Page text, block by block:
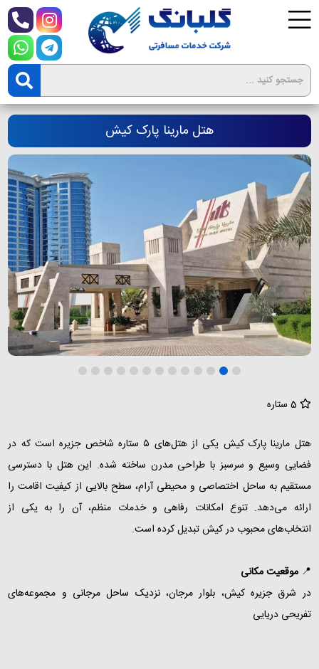
هتل مارینا پارک کیش
5 ستاره
هتل مارینا پارک کیش یکی از هتل‌های ۵ ستاره شاخص جزیره است که در
فضایی وسیع و سرسبز با طراحی مدرن ساخته شده. این هتل با دسترسی
مستقیم به ساحل اختصاصی و محیطی آرام، سطح بالایی از کیفیت اقامت را
ارائه می‌دهد. تنوع امکانات رفاهی و خدمات منظم، آن را به یکی از
انتخاب‌های محبوب در کیش تبدیل کرده است.
📍موقعیت مکانی
در شرق جزیره کیش، بلوار مرجان، نزدیک ساحل مرجانی و مجموعه‌های
تفریحی دریایی